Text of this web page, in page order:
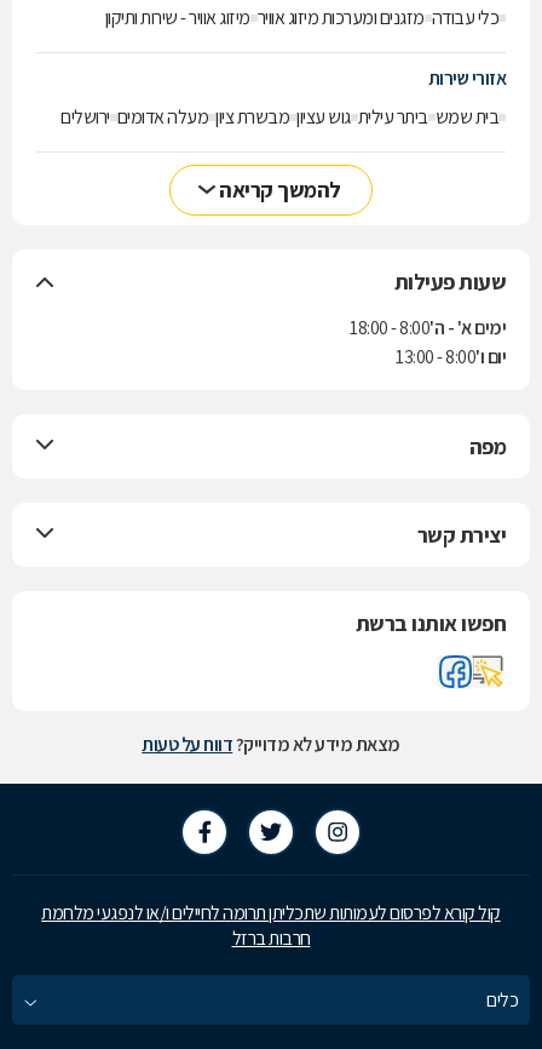
כלי עבודה מזגנים ומערכות מיזוג אוויר מיזוג אוויר - שירות ותיקון
אזורי שירות
בית שמש ביתר עילית גוש עציון מבשרת ציון מעלה אדומים ירושלים
להמשך קריאה
שעות פעילות
ימים א' - ה'8:00 - 18:00
יום ו'8:00 - 13:00
מפה
יצירת קשר
חפשו אותנו ברשת
מצאת מידע לא מדוייק?דווח על טעות
קול קורא לפרסום לעמותות שתכליתן תרומה לחיילים ו/או לנפגעי מלחמת
חרבות ברזל
כלים